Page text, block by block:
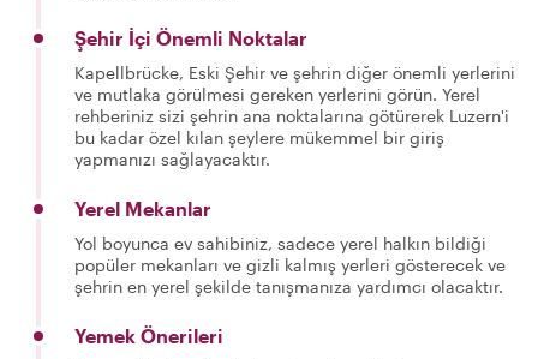
Şehir İçi Önemli Noktalar
Kapellbrücke, Eski Şehir ve şehrin diğer önemli yerlerini
ve mutlaka görülmesi gereken yerlerini görün. Yerel
rehberiniz sizi şehrin ana noktalarına götürerek Luzern'i
bu kadar özel kılan şeylere mükemmel bir giriş
yapmanızı sağlayacaktır.
Yerel Mekanlar
Yol boyunca ev sahibiniz, sadece yerel halkın bildiği
popüler mekanları ve gizli kalmış yerleri gösterecek ve
şehrin en yerel şekilde tanışmanıza yardımcı olacaktır.
Yemek Önerileri